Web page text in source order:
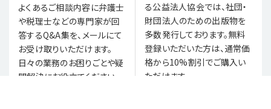
よくあるご相談内容に弁護士
や税理士などの専門家が回
答するQ&A集を、メールにて
お受け取りいただけます。
日々の業務のお困りごとや疑
問解決にお役立てください。
る公益法人協会では、社団・
財団法人のための出版物を
多数発行しております。無料
登録いただいた方は、通常価
格から10%割引でご購入い
ただけます。